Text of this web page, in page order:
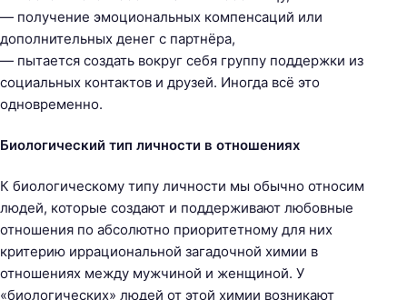
— получение эмоциональных компенсаций или
дополнительных денег с партнёра,
— пытается создать вокруг себя группу поддержки из
социальных контактов и друзей. Иногда всё это
одновременно.
Биологический тип личности в отношениях
К биологическому типу личности мы обычно относим
людей, которые создают и поддерживают любовные
отношения по абсолютно приоритетному для них
критерию иррациональной загадочной химии в
отношениях между мужчиной и женщиной. У
«биологических» людей от этой химии возникают
Н
а
й